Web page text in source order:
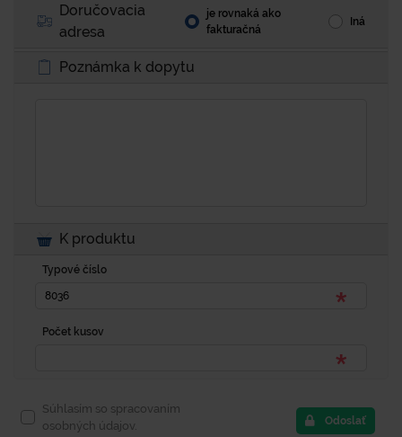
Doručovacia
adresa
je rovnaká ako
fakturačná
Iná
Poznámka k dopytu
K produktu
Typové číslo
Počet kusov
Súhlasím so spracovaním
osobných údajov.
Odoslať